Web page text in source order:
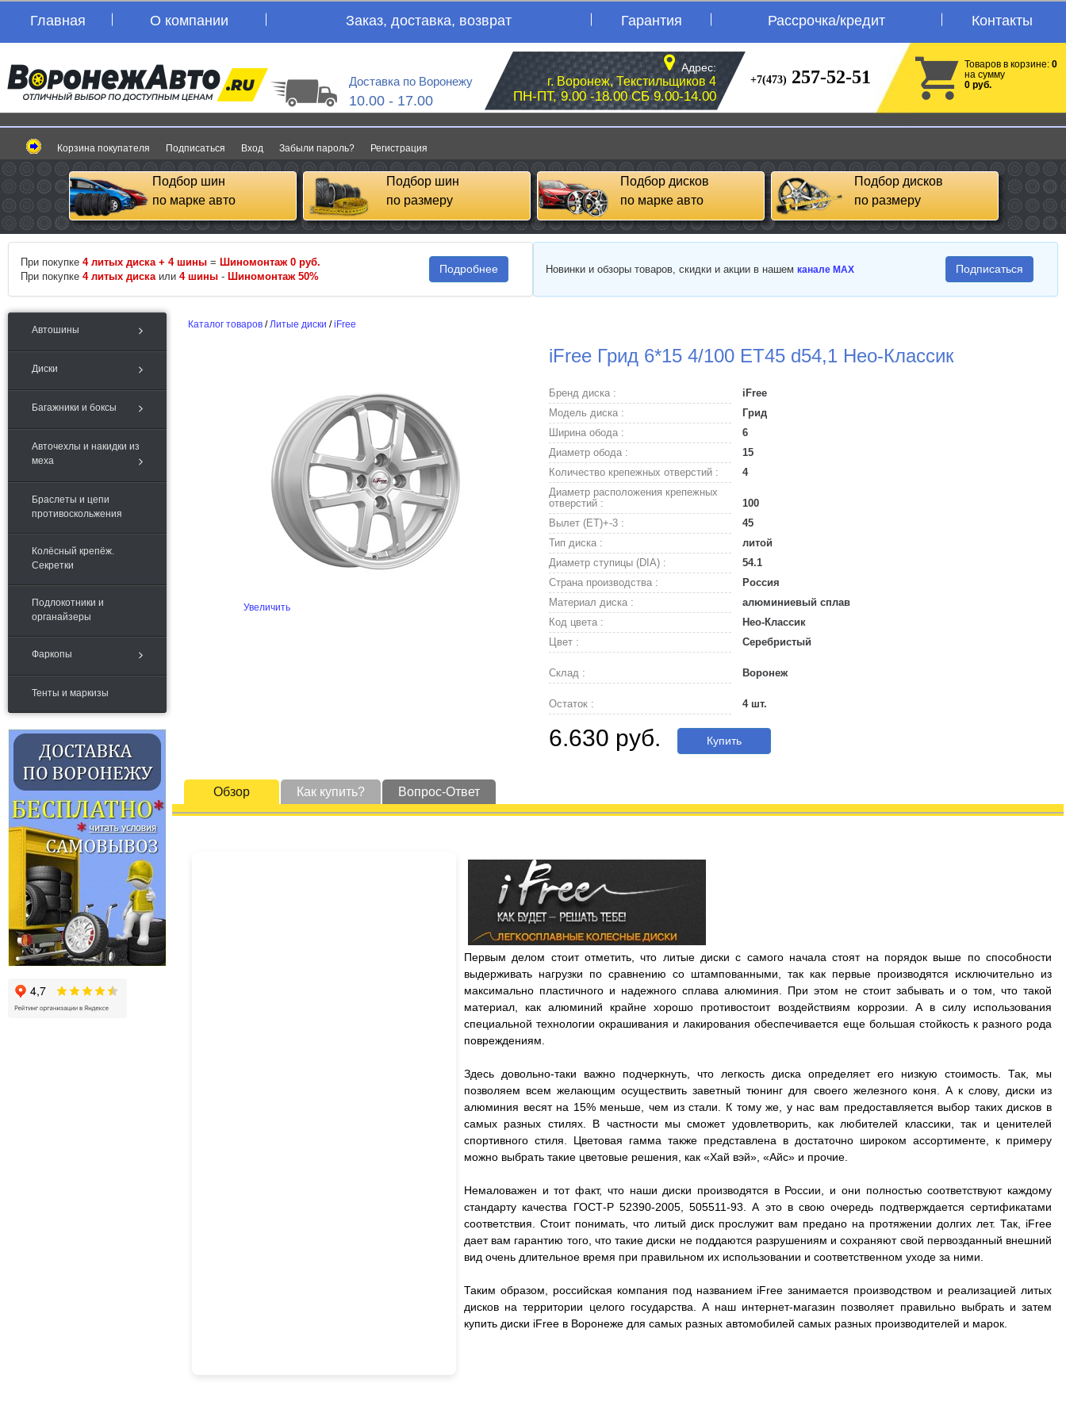
Главная О компании Заказ, доставка, возврат Гарантия Рассрочка/кредит Контакты
Доставка по Воронежу
10.00 - 17.00
Адрес:
г. Воронеж, Текстильщиков 4
ПН-ПТ, 9.00 -18.00 СБ 9.00-14.00
+7(473) 257-52-51
Товаров в корзине: 0
на сумму
0 руб.
Корзина покупателя Подписаться Вход Забыли пароль? Регистрация
Подбор шин
по марке авто
Подбор шин
по размеру
Подбор дисков
по марке авто
Подбор дисков
по размеру
При покупке 4 литых диска + 4 шины = Шиномонтаж 0 руб.
При покупке 4 литых диска или 4 шины - Шиномонтаж 50%
Подробнее Новинки и обзоры товаров, скидки и акции в нашем канале MAX Подписаться
Автошины
Диски
Багажники и боксы
Авточехлы и накидки из
меха
Браслеты и цепи
противоскольжения
Колёсный крепёж.
Секретки
Подлокотники и
органайзеры
Фаркопы
Тенты и маркизы
Каталог товаров /Литые диски /iFree
iFree Грид 6*15 4/100 ET45 d54,1 Нео-Классик
Увеличить
Бренд диска :
iFree
Модель диска :
Грид
Ширина обода :
6
Диаметр обода :
15
Количество крепежных отверстий :
4
Диаметр расположения крепежных
отверстий :
100
Вылет (ET)+-3 :
45
Тип диска :
литой
Диаметр ступицы (DIA) :
54.1
Страна производства :
Россия
Материал диска :
алюминиевый сплав
Код цвета :
Нео-Классик
Цвет :
Серебристый
Склад : Воронеж
Остаток : 4 шт.
6.630 руб. Купить
Обзор Как купить? Вопрос-Ответ
Первым делом стоит отметить, что литые диски с самого начала стоят на порядок выше по способности
выдерживать нагрузки по сравнению со штампованными, так как первые производятся исключительно из
максимально пластичного и надежного сплава алюминия. При этом не стоит забывать и о том, что такой
материал, как алюминий крайне хорошо противостоит воздействиям коррозии. А в силу использования
специальной технологии окрашивания и лакирования обеспечивается еще большая стойкость к разного рода
повреждениям.
Здесь довольно-таки важно подчеркнуть, что легкость диска определяет его низкую стоимость. Так, мы
позволяем всем желающим осуществить заветный тюнинг для своего железного коня. А к слову, диски из
алюминия весят на 15% меньше, чем из стали. К тому же, у нас вам предоставляется выбор таких дисков в
самых разных стилях. В частности мы сможет удовлетворить, как любителей классики, так и ценителей
спортивного стиля. Цветовая гамма также представлена в достаточно широком ассортименте, к примеру
можно выбрать такие цветовые решения, как «Хай вэй», «Айс» и прочие.
Немаловажен и тот факт, что наши диски производятся в России, и они полностью соответствуют каждому
стандарту качества ГОСТ-Р 52390-2005, 505511-93. А это в свою очередь подтверждается сертификатами
соответствия. Стоит понимать, что литый диск прослужит вам предано на протяжении долгих лет. Так, iFree
дает вам гарантию того, что такие диски не поддаются разрушениям и сохраняют свой первозданный внешний
вид очень длительное время при правильном их использовании и соответственном уходе за ними.
Таким образом, российская компания под названием iFree занимается производством и реализацией литых
дисков на территории целого государства. А наш интернет-магазин позволяет правильно выбрать и затем
купить диски iFree в Воронеже для самых разных автомобилей самых разных производителей и марок.